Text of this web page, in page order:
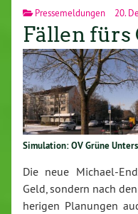
Pressemeldungen 20.
Fällen fürs
Simulation: OV Grüne
Die neue Michael-
Geld, sondern nach
herigen Planungen